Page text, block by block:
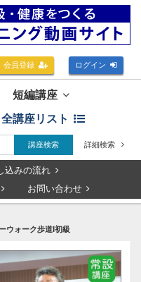
会員登録 ログイン
短編講座
全講座リスト
講座検索 詳細検索
込みの流れ
お問い合わせ
ォーク歩道Ⅰ初級